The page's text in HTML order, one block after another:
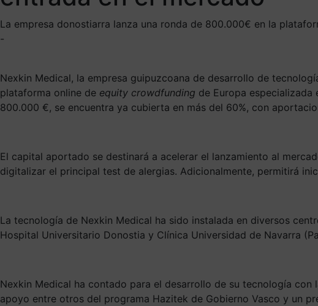
La empresa donostiarra lanza una ronda de 800.000€ en la
-
Nexkin Medical, la empresa guipuzcoana de desarrollo de
plataforma online de equity crowdfunding de Europa
800.000 €, se encuentra ya cubierta en más del 60%, con
El capital aportado se destinará a acelerar el lanzamiento al
digitalizar el principal test de alergias. Adicionalmente, permitirá
La tecnología de Nexkin Medical ha sido instalada en diversos
Hospital Universitario Donostia y Clínica Universidad de Navarra
Nexkin Medical ha contado para el desarrollo de su tecnología
apoyo entre otros del programa Hazitek de Gobierno Vasco y un